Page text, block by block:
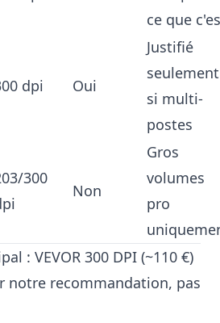
ce que
dpi Oui
Justifié
seulement
si multi-
postes
300
Non
Gros
volumes
pro
: VEVOR 300 DPI (~110 €)
notre recommandation, pas